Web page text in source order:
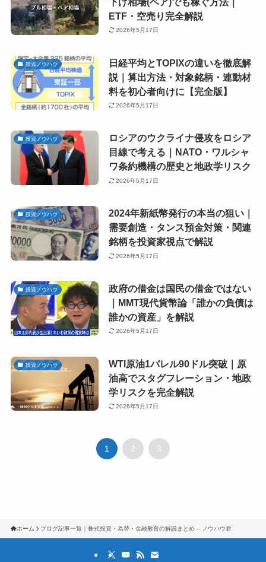
ETF・空売り完全解説
2026年5月17日
投資ノウハウ
日経平均とTOPIXの違いを徹底解
説｜算出方法・対象銘柄・連動材
料を初心者向けに【完全版】
2026年5月17日
投資ノウハウ
ロシアのウクライナ侵攻をロシア
目線で考える｜NATO・ワルシャ
ワ条約機構の歴史と地政学リスク
2026年5月17日
投資ノウハウ
2024年新紙幣発行の本当の狙い｜
需要創造・タンス預金対策・関連
銘柄を投資家視点で解説
2026年5月17日
投資ノウハウ
政府の借金は国民の借金ではない
｜MMT現代貨幣論「誰かの負債は
誰かの資産」を解説
2026年5月17日
投資ノウハウ
WTI原油1バレル90ドル突破｜原
油高でスタグフレーション・地政
学リスクを完全解説
2026年5月17日
1 2 3
ホーム ブログ記事一覧｜株式投資・為替・金融教育の解説まとめ – ノウハウ君